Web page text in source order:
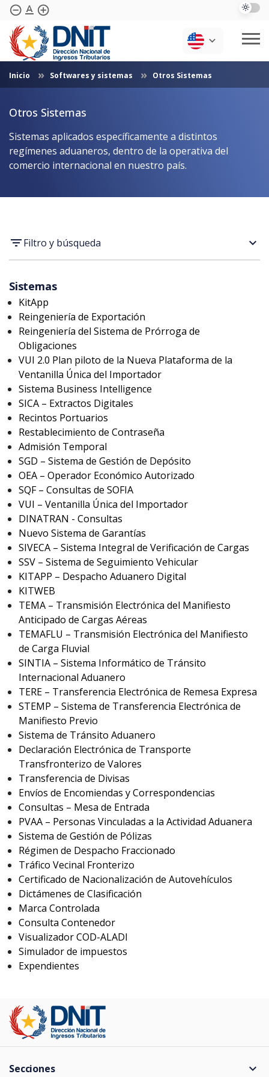
Skip to Main Content
remove_circle_outline text_format add_circle_outline
Normativas
Biblioteca
Preguntas Frecuentes
Contáctenos
Softwares And Systems
Inicio Softwares y sistemas Otros Sistemas
Otros Sistemas
Sistemas aplicados específicamente a distintos
regímenes aduaneros, dentro de la operativa del
comercio internacional en nuestro país.
Filtro y búsqueda expand_more
Limpiar filtro
Sistemas
KitApp
Reingeniería de Exportación
Reingeniería del Sistema de Prórroga de
Obligaciones
VUI 2.0 Plan piloto de la Nueva Plataforma de la
Ventanilla Única del Importador
Sistema Business Intelligence
SICA – Extractos Digitales
Recintos Portuarios
Restablecimiento de Contraseña
Admisión Temporal
SGD – Sistema de Gestión de Depósito
OEA – Operador Económico Autorizado
SQF – Consultas de SOFIA
VUI – Ventanilla Única del Importador
DINATRAN - Consultas
Nuevo Sistema de Garantías
SIVECA – Sistema Integral de Verificación de Cargas
SSV – Sistema de Seguimiento Vehicular
KITAPP – Despacho Aduanero Digital
KITWEB
TEMA – Transmisión Electrónica del Manifiesto
Anticipado de Cargas Aéreas
TEMAFLU – Transmisión Electrónica del Manifiesto
de Carga Fluvial
SINTIA – Sistema Informático de Tránsito
Internacional Aduanero
TERE – Transferencia Electrónica de Remesa Expresa
STEMP – Sistema de Transferencia Electrónica de
Manifiesto Previo
Sistema de Tránsito Aduanero
Declaración Electrónica de Transporte
Transfronterizo de Valores
Transferencia de Divisas
Envíos de Encomiendas y Correspondencias
Consultas – Mesa de Entrada
PVAA – Personas Vinculadas a la Actividad Aduanera
Sistema de Gestión de Pólizas
Régimen de Despacho Fraccionado
Tráfico Vecinal Fronterizo
Certificado de Nacionalización de Autovehículos
Dictámenes de Clasificación
Marca Controlada
Consulta Contenedor
Visualizador COD-ALADI
Simulador de impuestos
Expendientes
Secciones expand_more